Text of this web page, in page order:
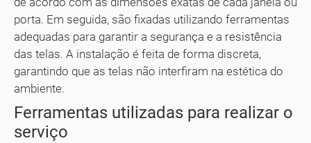
porta. Em seguida, são fixadas utilizando ferramentas
adequadas para garantir a segurança e a resistência
das telas. A instalação é feita de forma discreta,
garantindo que as telas não interfiram na estética do
ambiente.
Ferramentas utilizadas para realizar o
serviço